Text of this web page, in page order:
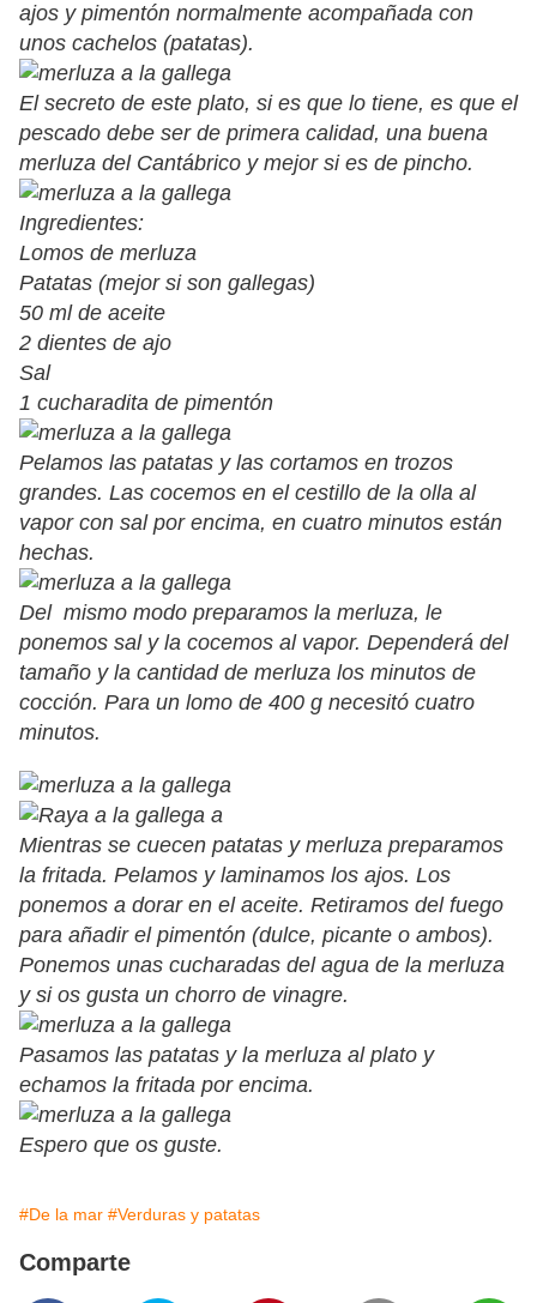
ajos y pimentón normalmente acompañada con
unos cachelos (patatas).
El secreto de este plato, si es que lo tiene, es que el
pescado debe ser de primera calidad, una buena
merluza del Cantábrico y mejor si es de pincho.
Ingredientes:
Lomos de merluza
Patatas (mejor si son gallegas)
50 ml de aceite
2 dientes de ajo
Sal
1 cucharadita de pimentón
Pelamos las patatas y las cortamos en trozos
grandes. Las cocemos en el cestillo de la olla al
vapor con sal por encima, en cuatro minutos están
hechas.
Del mismo modo preparamos la merluza, le
ponemos sal y la cocemos al vapor. Dependerá del
tamaño y la cantidad de merluza los minutos de
cocción. Para un lomo de 400 g necesitó cuatro
minutos.
Mientras se cuecen patatas y merluza preparamos
la fritada. Pelamos y laminamos los ajos. Los
ponemos a dorar en el aceite. Retiramos del fuego
para añadir el pimentón (dulce, picante o ambos).
Ponemos unas cucharadas del agua de la merluza
y si os gusta un chorro de vinagre.
Pasamos las patatas y la merluza al plato y
echamos la fritada por encima.
Espero que os guste.
#De la mar #Verduras y patatas
Comparte